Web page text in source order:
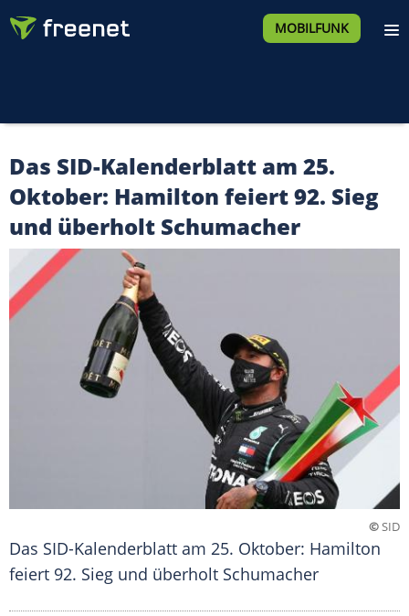
MOBILFUNK
Das SID-Kalenderblatt am 25.
Oktober: Hamilton feiert 92. Sieg
und überholt Schumacher
©SID
Das SID-Kalenderblatt am 25. Oktober: Hamilton
feiert 92. Sieg und überholt Schumacher